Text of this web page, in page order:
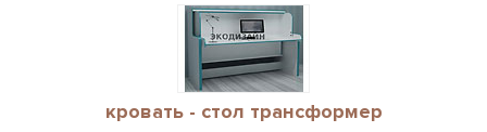
кровать - стол трансформер